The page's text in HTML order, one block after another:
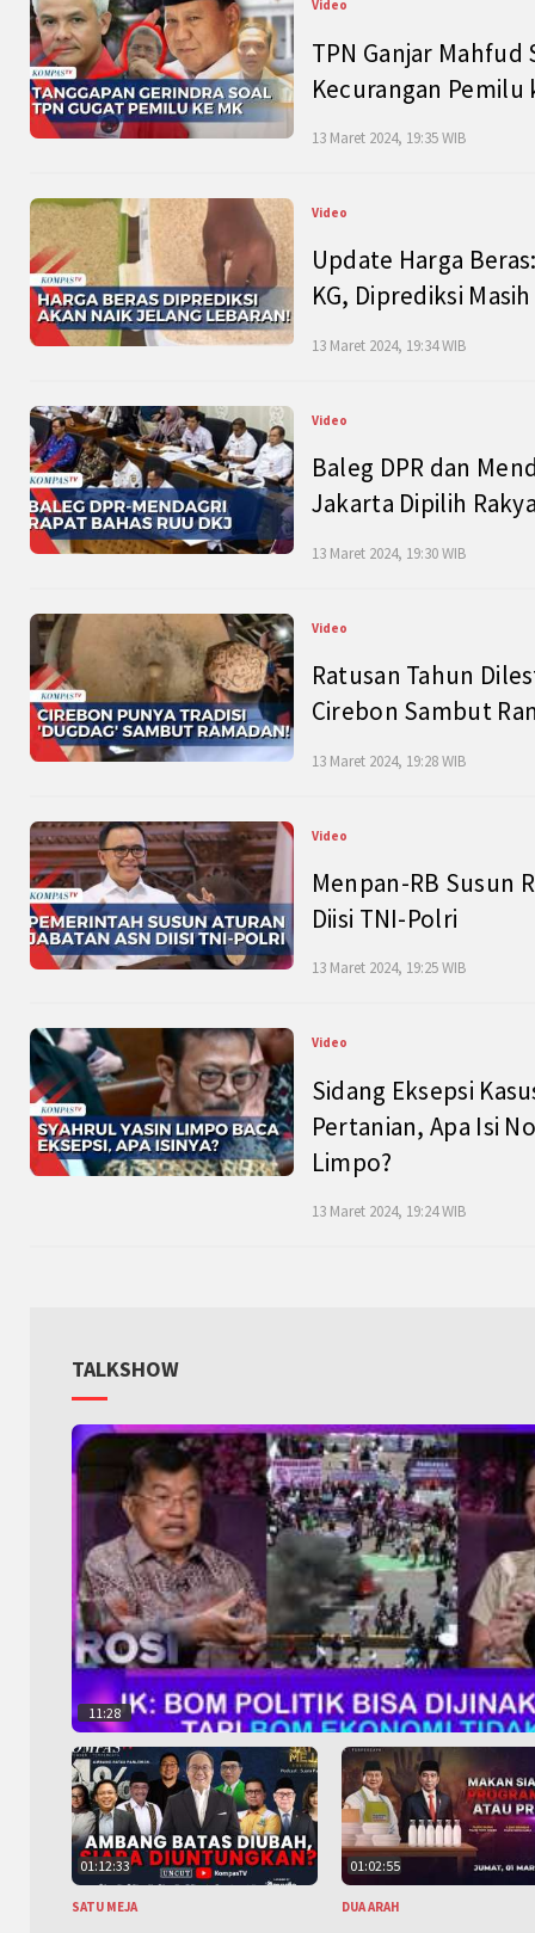
Video
TPN Ganjar Mahfud
Kecurangan Pemilu
13 Maret 2024, 19:35 WIB
Video
Update Harga
KG, Diprediksi
13 Maret 2024, 19:34 WIB
Video
Baleg DPR dan
Jakarta Dipilih
13 Maret 2024, 19:30 WIB
Video
Ratusan Tahun
Cirebon Sambut
13 Maret 2024, 19:28 WIB
Video
Menpan-RB Susun
Diisi TNI-Polri
13 Maret 2024, 19:25 WIB
Video
Sidang Eksepsi
Pertanian, Apa Isi
Limpo?
13 Maret 2024, 19:24 WIB
TALKSHOW
11:28
01:12:33
SATU MEJA
01:02:55
DUA ARAH